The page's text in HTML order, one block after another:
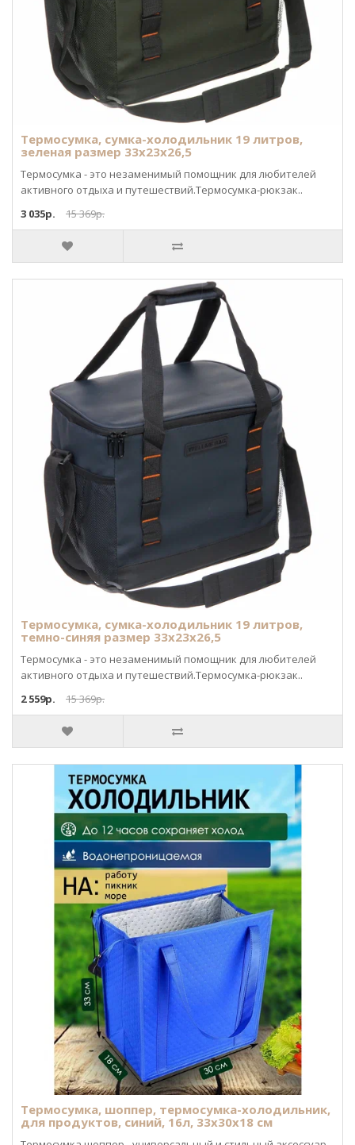
Термосумка, сумка-холодильник 19 литров,
зеленая размер 33х23х26,5
Термосумка - это незаменимый помощник для любителей
активного отдыха и путешествий.Термосумка-рюкзак..
3 035р.
15 369р.
Термосумка, сумка-холодильник 19 литров,
темно-синяя размер 33х23х26,5
Термосумка - это незаменимый помощник для любителей
активного отдыха и путешествий.Термосумка-рюкзак..
2 559р.
15 369р.
Термосумка, шоппер, термосумка-холодильник,
для продуктов, синий, 16л, 33x30x18 см